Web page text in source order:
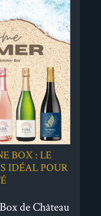
BOX : LE
IDÉAL POUR
de Château